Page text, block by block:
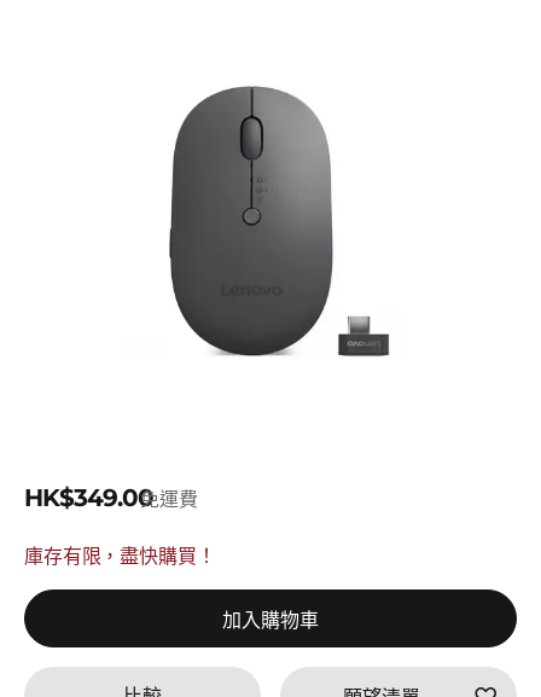
HK$349.00免運費
庫存有限，盡快購買！
加入購物車